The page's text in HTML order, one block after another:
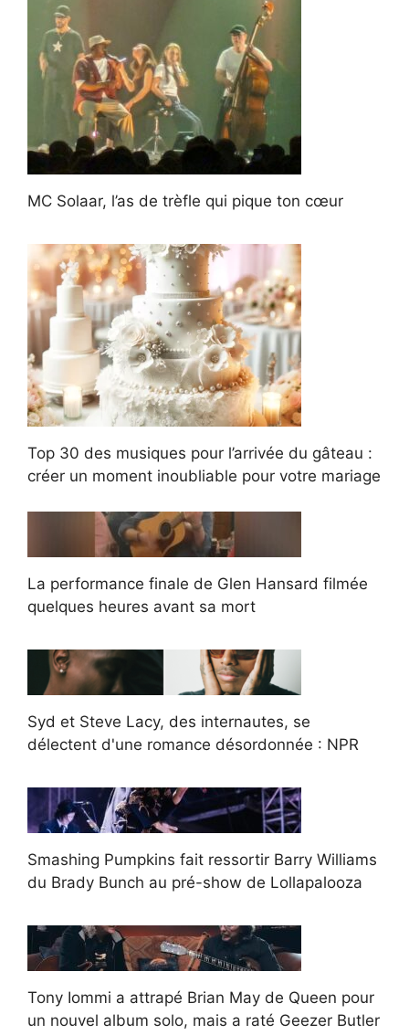
MC Solaar, l’as de trèfle qui pique ton cœur
Top 30 des musiques pour l’arrivée du gâteau :
créer un moment inoubliable pour votre mariage
La performance finale de Glen Hansard filmée
quelques heures avant sa mort
Syd et Steve Lacy, des internautes, se
délectent d'une romance désordonnée : NPR
Smashing Pumpkins fait ressortir Barry Williams
du Brady Bunch au pré-show de Lollapalooza
Tony Iommi a attrapé Brian May de Queen pour
un nouvel album solo, mais a raté Geezer Butler